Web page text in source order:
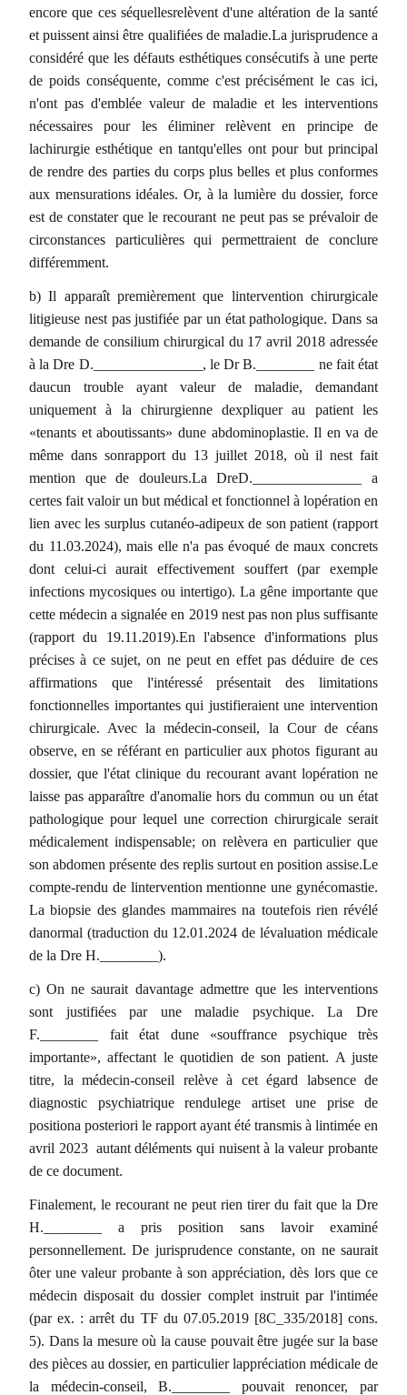
encore que ces séquellesrelèvent d'une altération de la santé
et puissent ainsi être qualifiées de maladie.La jurisprudence a
considéré que les défauts esthétiques consécutifs à une perte
de poids conséquente, comme c'est précisément le cas ici,
n'ont pas d'emblée valeur de maladie et les interventions
nécessaires pour les éliminer relèvent en principe de
lachirurgie esthétique en tantqu'elles ont pour but principal
de rendre des parties du corps plus belles et plus conformes
aux mensurations idéales. Or, à la lumière du dossier, force
est de constater que le recourant ne peut pas se prévaloir de
circonstances particulières qui permettraient de conclure
différemment.
b) Il apparaît premièrement que lintervention chirurgicale
litigieuse nest pas justifiée par un état pathologique. Dans sa
demande de consilium chirurgical du 17 avril 2018 adressée
à la Dre D._______________, le Dr B.________ ne fait état
daucun trouble ayant valeur de maladie, demandant
uniquement à la chirurgienne dexpliquer au patient les
«tenants et aboutissants» dune abdominoplastie. Il en va de
même dans sonrapport du 13 juillet 2018, où il nest fait
mention que de douleurs.La DreD._______________ a
certes fait valoir un but médical et fonctionnel à lopération en
lien avec les surplus cutanéo-adipeux de son patient (rapport
du 11.03.2024), mais elle n'a pas évoqué de maux concrets
dont celui-ci aurait effectivement souffert (par exemple
infections mycosiques ou intertigo). La gêne importante que
cette médecin a signalée en 2019 nest pas non plus suffisante
(rapport du 19.11.2019).En l'absence d'informations plus
précises à ce sujet, on ne peut en effet pas déduire de ces
affirmations que l'intéressé présentait des limitations
fonctionnelles importantes qui justifieraient une intervention
chirurgicale. Avec la médecin-conseil, la Cour de céans
observe, en se référant en particulier aux photos figurant au
dossier, que l'état clinique du recourant avant lopération ne
laisse pas apparaître d'anomalie hors du commun ou un état
pathologique pour lequel une correction chirurgicale serait
médicalement indispensable; on relèvera en particulier que
son abdomen présente des replis surtout en position assise.Le
compte-rendu de lintervention mentionne une gynécomastie.
La biopsie des glandes mammaires na toutefois rien révélé
danormal (traduction du 12.01.2024 de lévaluation médicale
de la Dre H.________).
c) On ne saurait davantage admettre que les interventions
sont justifiées par une maladie psychique. La Dre
F.________ fait état dune «souffrance psychique très
importante», affectant le quotidien de son patient. A juste
titre, la médecin-conseil relève à cet égard labsence de
diagnostic psychiatrique rendulege artiset une prise de
positiona posteriori le rapport ayant été transmis à lintimée en
avril 2023  autant déléments qui nuisent à la valeur probante
de ce document.
Finalement, le recourant ne peut rien tirer du fait que la Dre
H.________ a pris position sans lavoir examiné
personnellement. De jurisprudence constante, on ne saurait
ôter une valeur probante à son appréciation, dès lors que ce
médecin disposait du dossier complet instruit par l'intimée
(par ex. : arrêt du TF du 07.05.2019 [8C_335/2018] cons.
5). Dans la mesure où la cause pouvait être jugée sur la base
des pièces au dossier, en particulier lappréciation médicale de
la médecin-conseil, B.________ pouvait renoncer, par